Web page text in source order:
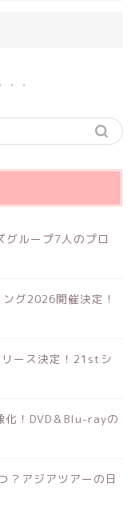
グループ7人のプロ
グ2026開催決定！
ース決定！21stシ
化！DVD＆Blu-rayの
？アジアツアーの日